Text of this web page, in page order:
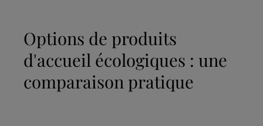
Options de produits
d'accueil écologiques : une
comparaison pratique